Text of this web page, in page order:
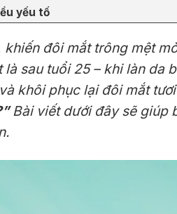
yếu tố
đôi mắt trông mệt
sau tuổi 25 – khi làn da
khôi phục lại đôi mắt
Bài viết dưới đây sẽ giúp